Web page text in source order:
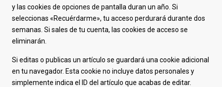
y las cookies de opciones de pantalla duran un año. Si
seleccionas «Recuérdarme», tu acceso perdurará durante dos
semanas. Si sales de tu cuenta, las cookies de acceso se
eliminarán.
Si editas o publicas un artículo se guardará una cookie adicional
en tu navegador. Esta cookie no incluye datos personales y
simplemente indica el ID del artículo que acabas de editar.